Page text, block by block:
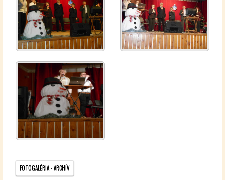
FO­TO­GA­LÉ­RIA - AR­CHÍV